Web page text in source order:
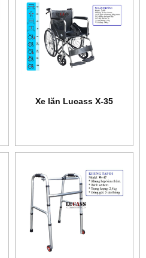
Xe lăn Lucass X-35